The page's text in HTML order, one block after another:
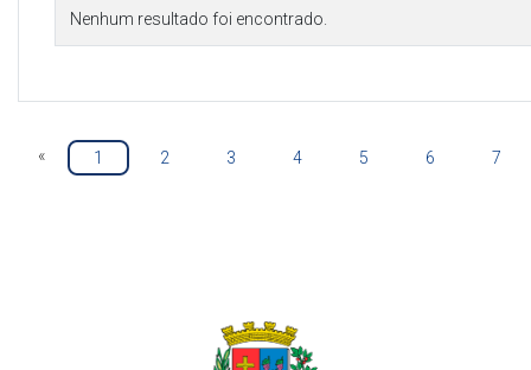
Nenhum resultado foi encontrado.
« 1 2 3 4 5 6 7